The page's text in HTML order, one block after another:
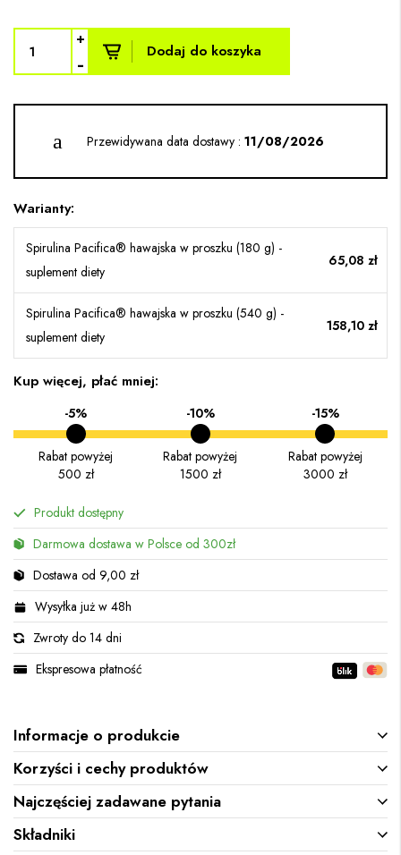
+
- Dodaj do koszyka
Przewidywana data dostawy : 11/08/2026
Warianty:
Spirulina Pacifica® hawajska w proszku (180 g) -
suplement diety
65,08 zł
Spirulina Pacifica® hawajska w proszku (540 g) -
suplement diety
158,10 zł
Kup więcej, płać mniej:
-5%
Rabat powyżej
500 zł
-10%
Rabat powyżej
1500 zł
-15%
Rabat powyżej
3000 zł
Produkt dostępny
Darmowa dostawa w Polsce od 300zł
Dostawa od 9,00 zł
Wysyłka już w 48h
Zwroty do 14 dni
Ekspresowa płatność
Informacje o produkcie
Korzyści i cechy produktów
Najczęściej zadawane pytania
Składniki